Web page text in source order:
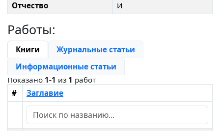
Отчество
И
Работы:
Книги
Журнальные статьи
Информационные статьи
Показано 1-1 из 1 работ
#
Заглавие